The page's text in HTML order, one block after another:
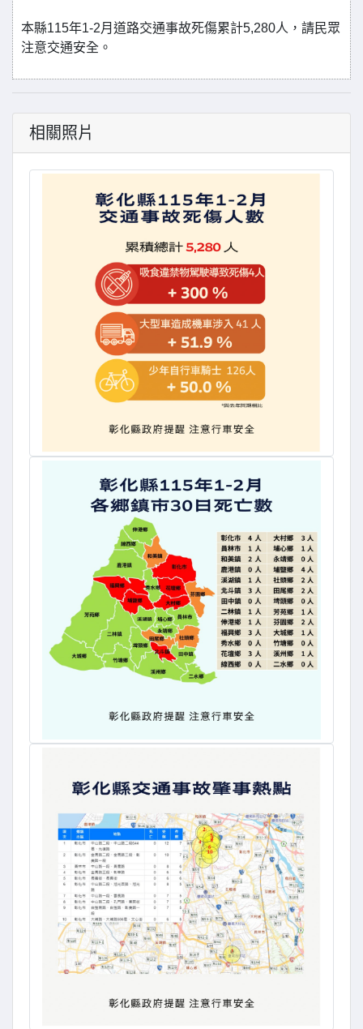
本縣115年1-2月道路交通事故死傷累計5,280人，請民眾
注意交通安全。
相關照片